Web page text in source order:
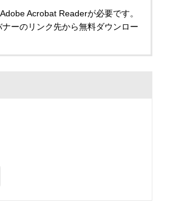
Acrobat Readerが必要です。
ーのリンク先から無料ダウンロー